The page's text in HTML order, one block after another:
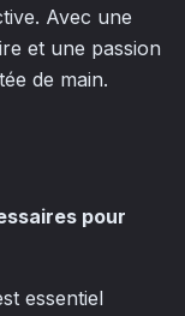
Avec une
et une passion
de main.
pour
essentiel